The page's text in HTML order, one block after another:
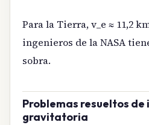
Para la Tierra, v_e ≈ 11,2
ingenieros de la NASA
sobra.
Problemas resueltos
gravitatoria